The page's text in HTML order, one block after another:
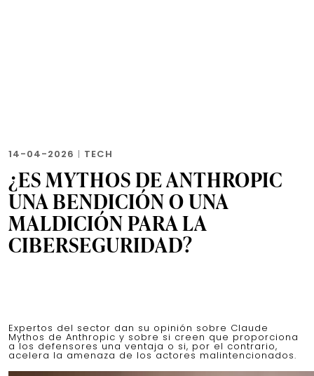
14-04-2026 | TECH
¿ES MYTHOS DE ANTHROPIC
UNA BENDICIÓN O UNA
MALDICIÓN PARA LA
CIBERSEGURIDAD?
Expertos del sector dan su opinión sobre Claude
Mythos de Anthropic y sobre si creen que proporciona
a los defensores una ventaja o si, por el contrario,
acelera la amenaza de los actores malintencionados.